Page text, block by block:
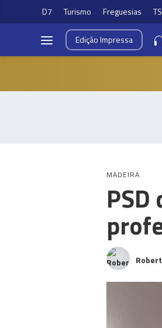
D7 Turismo Freguesias
EdiçãoImpressa
MADEIRA